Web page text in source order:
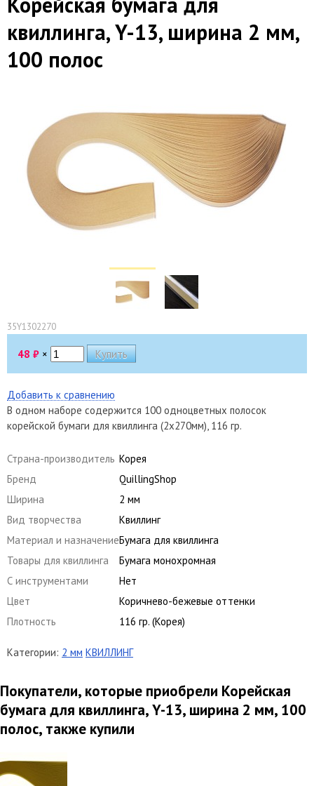
квиллинга, Y-13, ширина 2 мм,
100 полос
35Y1302270
48 ₽ ×
Добавить к сравнению
В одном наборе содержится 100 одноцветных полосок
корейской бумаги для квиллинга (2х270мм), 116 гр.
Страна-производитель Корея
Бренд
QuillingShop
Ширина
2 мм
Вид творчества
Квиллинг
Материал и назначениеБумага для квиллинга
Товары для квиллинга
Бумага монохромная
С инструментами
Нет
Цвет
Коричнево-бежевые оттенки
Плотность
116 гр. (Корея)
Категории: 2 мм КВИЛЛИНГ
Покупатели, которые приобрели Корейская
бумага для квиллинга, Y-13, ширина 2 мм, 100
полос, также купили